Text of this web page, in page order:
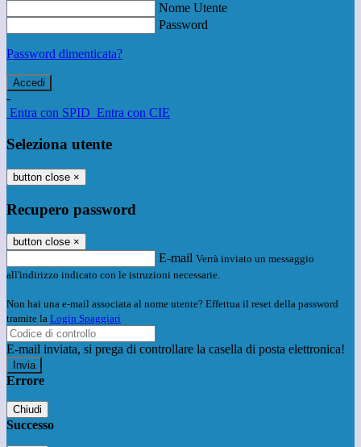
Nome Utente
Password
Password dimenticata?
-
Entra con SPID Entra con CIE
Seleziona utente
button close ×
Recupero password
button close ×
E-mail Verrà inviato un messaggio
all'indirizzo indicato con le istruzioni necessarie.
Non hai una e-mail associata al nome utente? Effettua il reset della password
tramite la Login Spaggiari
E-mail inviata, si prega di controllare la casella di posta elettronica!
Errore
Chiudi
Successo